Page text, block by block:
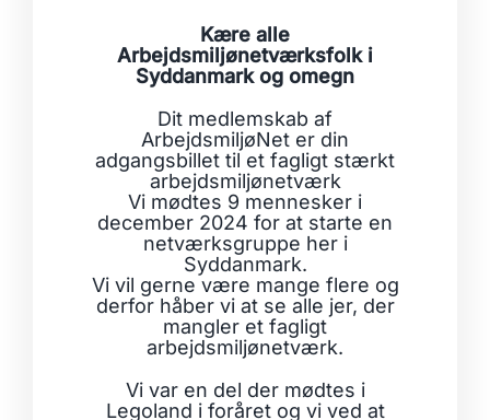
Kære alle
Arbejdsmiljønetværksfolk i
Syddanmark og omegn
Dit medlemskab af
ArbejdsmiljøNet er din
adgangsbillet til et fagligt stærkt
arbejdsmiljønetværk
Vi mødtes 9 mennesker i
december 2024 for at starte en
netværksgruppe her i
Syddanmark.
Vi vil gerne være mange flere og
derfor håber vi at se alle jer, der
mangler et fagligt
arbejdsmiljønetværk.
Vi var en del der mødtes i
Legoland i foråret og vi ved at